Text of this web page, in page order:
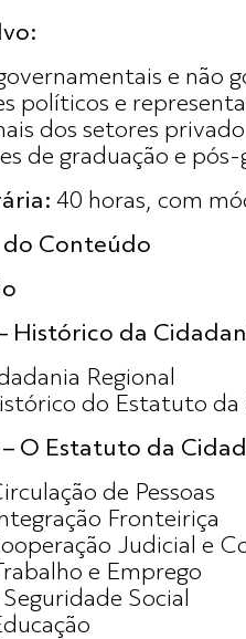
e não
políticos e
dos setores
de graduação e pós-
40 horas, com
Conteúdo
Histórico da
Regional
do Estatuto da
O Estatuto da
de Pessoas
Fronteiriça
Judicial e
e Emprego
Social